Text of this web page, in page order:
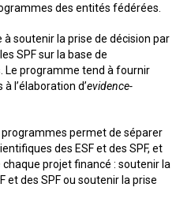
des entités fédérées.
à soutenir la prise de décision par
SPF sur la base de
Le programme tend à fournir
l’élaboration d’evidence-
permet de séparer
des ESF et des SPF, et
projet financé : soutenir la
et des SPF ou soutenir la prise